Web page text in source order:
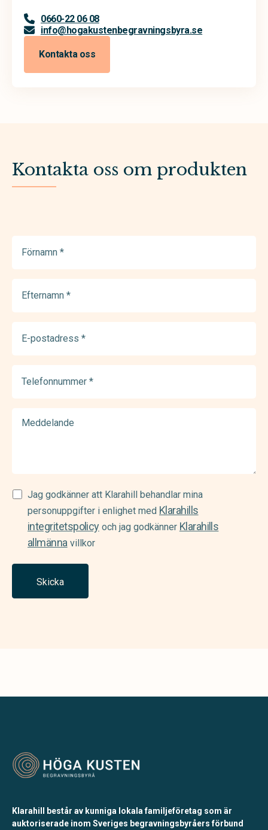
0660-22 06 08
info@hogakustenbegravningsbyra.se
Kontakta oss
Kontakta oss om produkten
(Required)
(Required)
postadress
(Required)
Samtycke
(Required)
Jag godkänner att Klarahill behandlar mina
personuppgifter i enlighet med Klarahills
integritetspolicyoch jag godkänner Klarahills
allmännavillkor
Skicka
Klarahill består av kunniga lokala familjeföretag som är
auktoriserade inom Sveriges begravningsbyråers förbund